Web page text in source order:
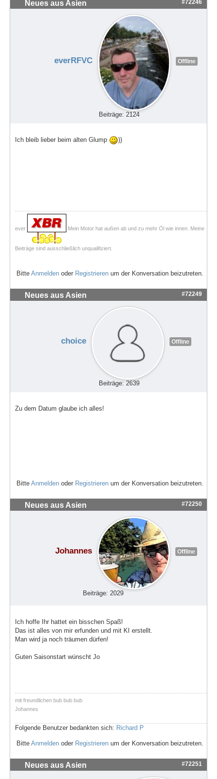
Neues aus Asien #72246
everRFVC Offline
Beiträge: 2124
Ich bleib lieber beim alten Glump ))
ever Mein Motor hat außen ab und zu mehr Öl wie innen. Meine
Beiträge sind ausschließlich unqualifiziert.
Bitte Anmelden oder Registrieren um der Konversation beizutreten.
Neues aus Asien #72249
choice Offline
Beiträge: 2639
Zu dem Datum glaube ich alles!
Bitte Anmelden oder Registrieren um der Konversation beizutreten.
Neues aus Asien #72250
Johannes Offline
Beiträge: 2029
Ich hoffe Ihr hattet ein bisschen Spaß!
Das ist alles von mir erfunden und mit KI erstellt.
Man wird ja noch träumen dürfen!
Guten Saisonstart wünscht Jo
mit freundlichen bub bub bub
Johannes
Folgende Benutzer bedankten sich: Richard P
Bitte Anmelden oder Registrieren um der Konversation beizutreten.
Neues aus Asien #72251